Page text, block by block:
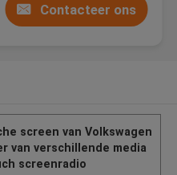
Contacteer ons
screen van Volkswagen
van verschillende media
screenradio